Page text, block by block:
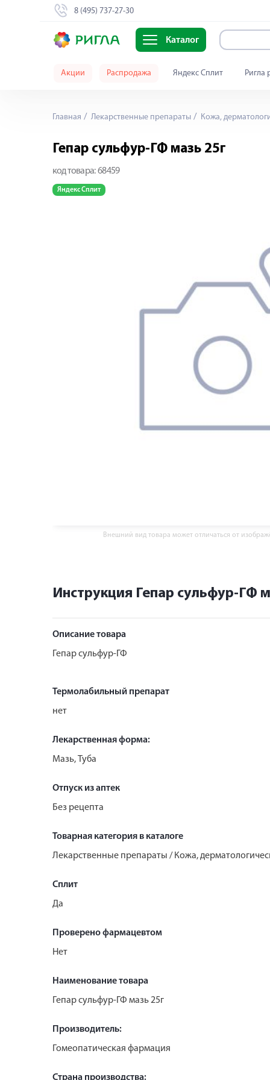
8 (495) 737-27-30
Каталог
Акции Распродажа Яндекс Сплит Ригла
Главная Лекарственные препараты Кожа,
Гепар сульфур-ГФ мазь 25г
код товара: 68459
Яндекс Сплит
Внешний вид товара может отличаться от
Инструкция Гепар сульфур-ГФ
Описание товара
Гепар сульфур-ГФ
Термолабильный препарат
нет
Лекарственная форма:
Мазь, Туба
Отпуск из аптек
Без рецепта
Товарная категория в каталоге
Лекарственные препараты / Кожа,
Сплит
Да
Проверено фармацевтом
Нет
Наименование товара
Гепар сульфур-ГФ мазь 25г
Производитель:
Гомеопатическая фармация
Страна производства: